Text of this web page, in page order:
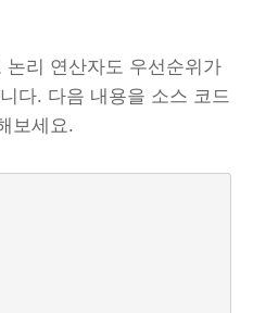
리 연산자도 우선순위가
다. 다음 내용을 소스 코드
보세요.